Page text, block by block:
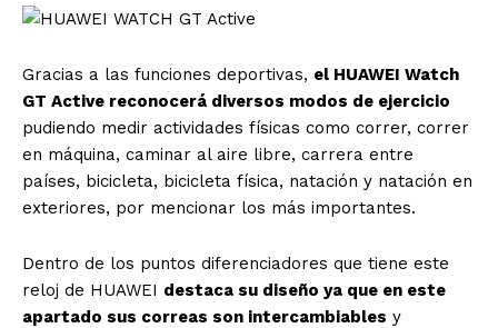
Gracias a las funciones deportivas, el HUAWEI Watch
GT Active reconocerá diversos modos de ejercicio
pudiendo medir actividades físicas como correr, correr
en máquina, caminar al aire libre, carrera entre
países, bicicleta, bicicleta física, natación y natación en
exteriores, por mencionar los más importantes.
Dentro de los puntos diferenciadores que tiene este
reloj de HUAWEI destaca su diseño ya que en este
apartado sus correas son intercambiables y